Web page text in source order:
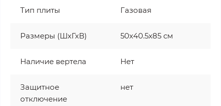
Тип плиты Газовая
Размеры (ШхГхВ) 50x40.5x85 см
Наличие вертела Нет
Защитное
отключение
нет